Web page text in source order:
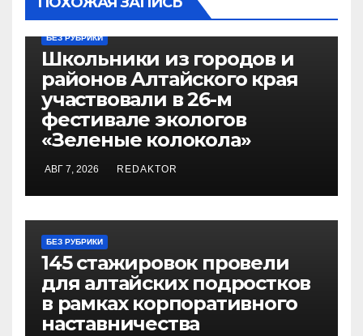
БЕЗ РУБРИКИ
Школьники из городов и
районов Алтайского края
участвовали в 26-м
фестивале экологов
«Зеленые колокола»
АВГ 7, 2026 REDAKTOR
БЕЗ РУБРИКИ
145 стажировок провели
для алтайских подростков
в рамках корпоративного
наставничества